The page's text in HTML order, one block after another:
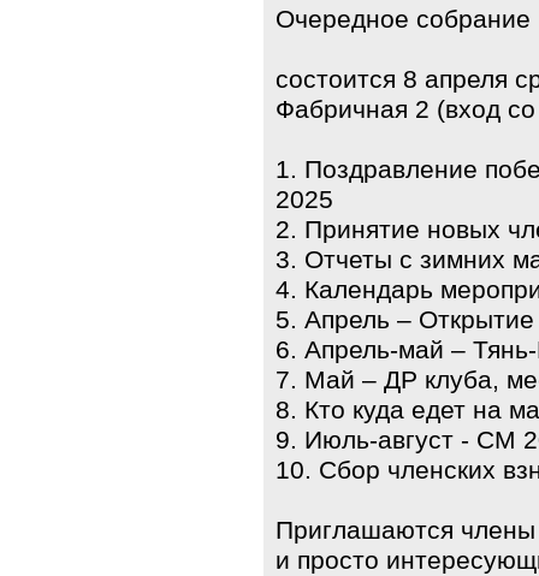
Очередное
состоится 8 апреля
Фабричная 2 (вход
1. Поздравление
2025
2. Принятие новых
3. Отчеты с зимних
4. Календарь
5. Апрель – Открытие
6. Апрель-май –
7. Май – ДР клуба,
8. Кто куда едет на
9. Июль-август - СМ
10. Сбор членских
Приглашаются члены
и просто